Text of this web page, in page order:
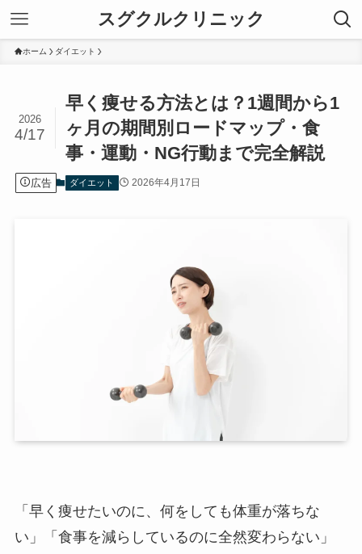
スグクルクリニック
ホーム ダイエット
早く痩せる方法とは？1週間から1
ヶ月の期間別ロードマップ・食
事・運動・NG行動まで完全解説
2026
4/17
広告 ダイエット 2026年4月17日
「早く痩せたいのに、何をしても体重が落ちな
い」「食事を減らしているのに全然変わらない」